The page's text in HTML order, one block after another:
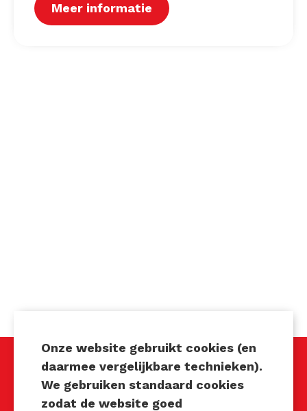
Meer informatie
Techniek Tastbaar
Onze website gebruikt cookies (en
daarmee vergelijkbare technieken).
We gebruiken standaard cookies
zodat de website goed